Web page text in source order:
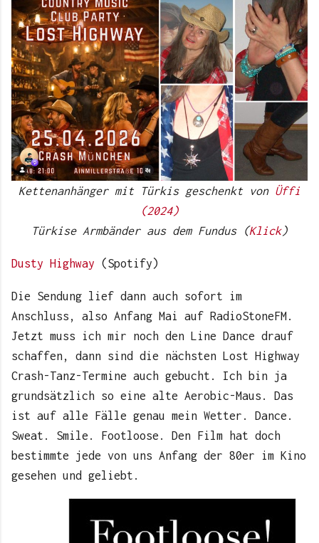
Kettenanhänger mit Türkis geschenkt von Üffi
(2024)
Türkise Armbänder aus dem Fundus (Klick)
Dusty Highway (Spotify)
Die Sendung lief dann auch sofort im
Anschluss, also Anfang Mai auf RadioStoneFM.
Jetzt muss ich mir noch den Line Dance drauf
schaffen, dann sind die nächsten Lost Highway
Crash-Tanz-Termine auch gebucht. Ich bin ja
grundsätzlich so eine alte Aerobic-Maus. Das
ist auf alle Fälle genau mein Wetter. Dance.
Sweat. Smile. Footloose. Den Film hat doch
bestimmte jede von uns Anfang der 80er im Kino
gesehen und geliebt.